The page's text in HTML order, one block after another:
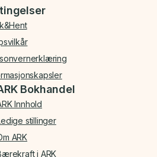
Bokhandel
Innhold
stillinger
ARK
i ARK